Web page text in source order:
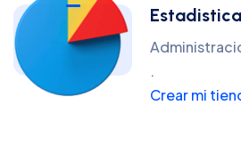
.
Crear mi